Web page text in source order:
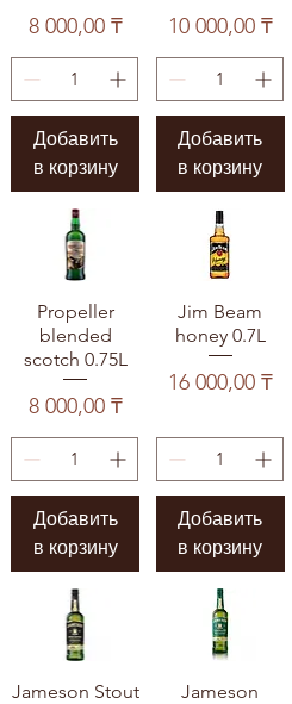
Цена
8 000,00 ₸
Добавить
в корзину
Цена
10 000,00 ₸
Добавить
в корзину
Propeller
blended
scotch 0.75L
Цена
8 000,00 ₸
Добавить
в корзину
Jim Beam
honey 0.7L
Цена
16 000,00 ₸
Добавить
в корзину
Jameson Stout
Jameson